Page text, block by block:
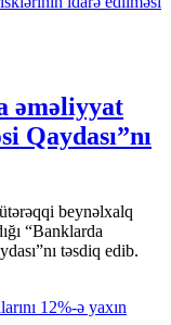
əməliyyat
Qaydası”nı
beynəlxalq
“Banklarda
təsdiq edib.